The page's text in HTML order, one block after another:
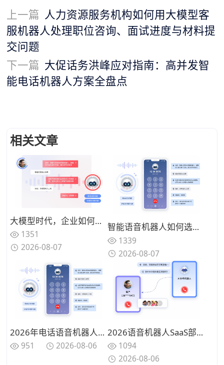
上一篇 人力资源服务机构如何用大模型客
服机器人处理职位咨询、面试进度与材料提
交问题
下一篇 大促话务洪峰应对指南：高并发智
能电话机器人方案全盘点
相关文章
大模型时代，企业如何打造“懂业务、能闭环”的智能语音客服？
1351
2026-08-07
智能语音机器人如何选型？2026年核心技术解析与合力亿捷落地实践
1339
2026-08-07
2026年电话语音机器人和人工客服怎么选？一文理清选型思路
951 2026-08-06
2026语音机器人SaaS部署，破解企业外呼高额成本难题
1094
2026-08-06